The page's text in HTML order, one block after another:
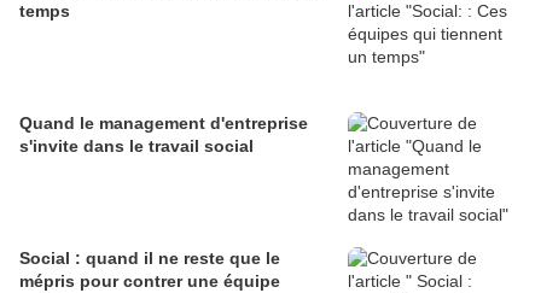
temps
Quand le management d'entreprise
s'invite dans le travail social
Social : quand il ne reste que le
mépris pour contrer une équipe